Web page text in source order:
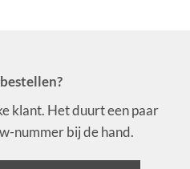
klant. Het duurt een paar
nummer bij de hand.